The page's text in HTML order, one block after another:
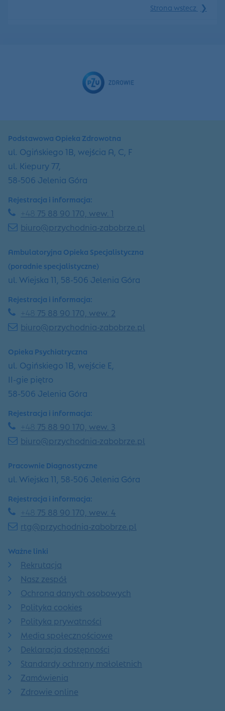
Strona wstecz ❯
Podstawowa Opieka Zdrowotna
ul. Ogińskiego 1B, wejścia A, C, F
ul. Kiepury 77,
58-506 Jelenia Góra
Rejestracja i informacja:
+48 75 88 90 170, wew. 1
biuro@przychodnia-zabobrze.pl
Ambulatoryjna Opieka Specjalistyczna
(poradnie specjalistyczne)
ul. Wiejska 11, 58-506 Jelenia Góra
Rejestracja i informacja:
+48 75 88 90 170, wew. 2
biuro@przychodnia-zabobrze.pl
Opieka Psychiatryczna
ul. Ogińskiego 1B, wejście E,
II-gie piętro
58-506 Jelenia Góra
Rejestracja i informacja:
+48 75 88 90 170, wew. 3
biuro@przychodnia-zabobrze.pl
Pracownie Diagnostyczne
ul. Wiejska 11, 58-506 Jelenia Góra
Rejestracja i informacja:
+48 75 88 90 170, wew. 4
rtg@przychodnia-zabobrze.pl
Ważne linki
Rekrutacja
Nasz zespół
Ochrona danych osobowych
Polityka cookies
Polityka prywatności
Media społecznościowe
Deklaracja dostępności
Standardy ochrony małoletnich
Zamówienia
Zdrowie online